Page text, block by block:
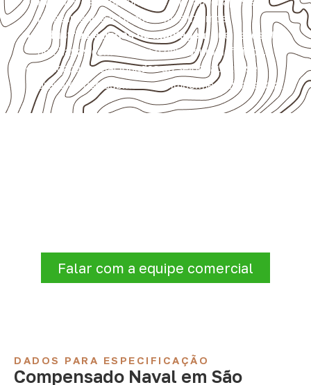
revestimentos e componentes internos.
Indústrias e linhas de montagem que necessitam
de chapas com formato e espessura definidos.
Aplicações relacionadas ao setor náutico, sem
presumir uso submerso ou impermeabilidade total.
Falar com a equipe comercial
DADOS PARA ESPECIFICAÇÃO
Compensado Naval em São